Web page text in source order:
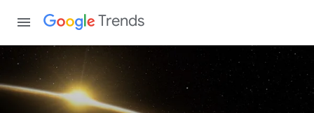
Trends